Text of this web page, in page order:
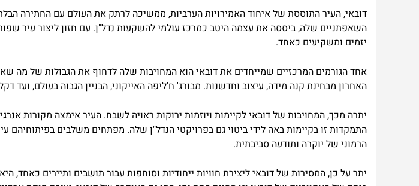
דובאי, העיר התוססת של איחוד האמירויות הערביות, ממשיכה לרתק את העולם עם החתירה
השאפתניים שלה, ביססה את עצמה היטב כמרכז עולמי להשקעות נדל"ן. עם חזון ליצור עיר
יזמים ומשקיעים כאחד.
אחד הגורמים המרכזיים שמייחדים את דובאי הוא המחויבות שלה לדחוף את הגבולות של
האחרון מבחינת קנה מידה, עיצוב וחדשנות. מבורג' ח'ליפה האייקוני, הבניין הגבוה בעולם, ועד
התמקדות זו בקיימות באה לידי ביטוי גם בפרויקטי הנדל"ן שלה. מפתחים משלבים בפיתוחיהם
הרמוני של יוקרה ותודעה סביבתית.
יתר על כן, המסירות של דובאי ליצירת חוויות ייחודיות וסוחפות עבור תושבים ותיירים כאחד,